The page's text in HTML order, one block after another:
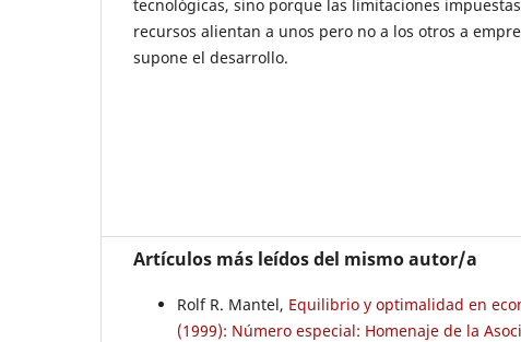
tecnológicas, sino porque las limitaciones
recursos alientan a unos pero no a los otros a
supone el desarrollo.
Artículos más leídos del mismo autor/a
Rolf R. Mantel, Equilibrio y optimalidad en
(1999): Número especial: Homenaje de la